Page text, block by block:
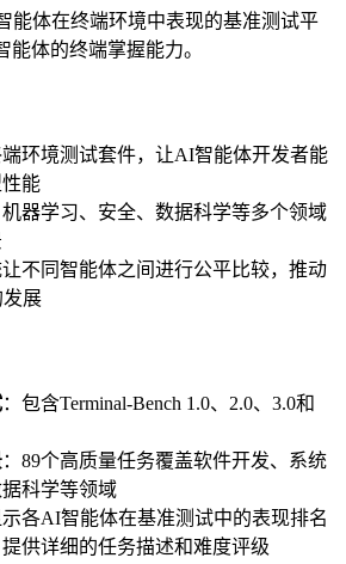
能体在终端环境中表现的基准测试平
体的终端掌握能力。
环境测试套件，让AI智能体开发者能
能
器学习、安全、数据科学等多个领域
不同智能体之间进行公平比较，推动
展
：包含Terminal-Bench 1.0、2.0、3.0和
：89个高质量任务覆盖软件开发、系统
科学等领域
示各AI智能体在基准测试中的表现排名
提供详细的任务描述和难度评级